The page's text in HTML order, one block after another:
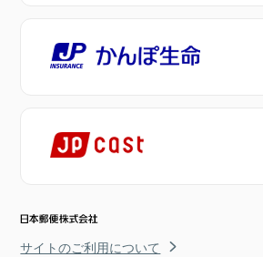
サイトのご利用について